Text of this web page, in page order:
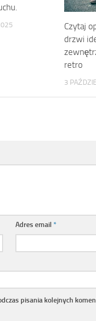
Czytaj
drzwi
retro
3
Adres email*
pisania kolejnych